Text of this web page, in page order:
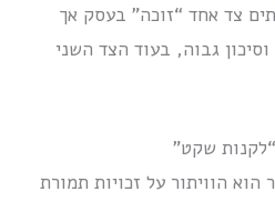
צד אחד “זוכה” בעסק אך
גבוה, בעוד הצד השני
שקט”
הוויתור על זכויות תמורת